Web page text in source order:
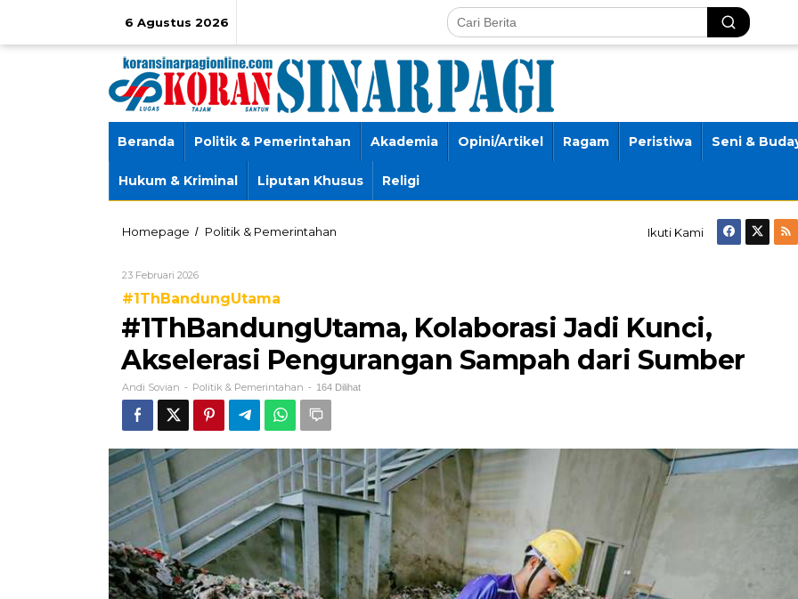
6 Agustus 2026
Beranda Politik & Pemerintahan Akademia Opini/Artikel Ragam Peristiwa Seni &
Hukum & Kriminal Liputan Khusus Religi
Homepage / Politik & Pemerintahan
Sampah
Sumber
Ikuti Kami
23 Februari 2026Oleh
Sovian
#1ThBandungUtama
#1ThBandungUtama, Kolaborasi Jadi Kunci,
Akselerasi Pengurangan Sampah dari Sumber
Andi Sovian - Politik & Pemerintahan - 164 Dilihat